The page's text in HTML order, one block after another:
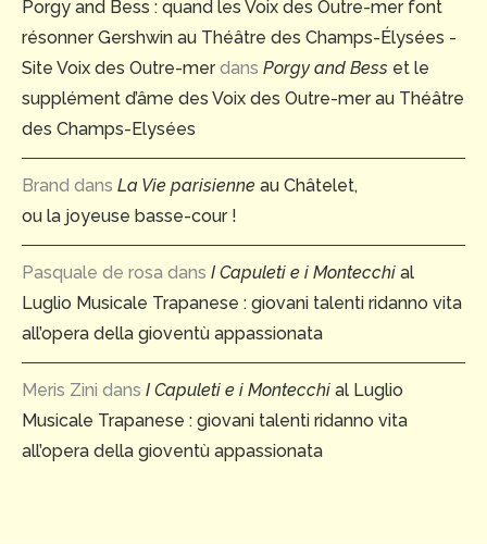
Porgy and Bess : quand les Voix des Outre-mer font
résonner Gershwin au Théâtre des Champs-Élysées -
Site Voix des Outre-merdans Porgy and Bess et le
supplément d’âme des Voix des Outre-mer au Théâtre
des Champs-Elysées
Brand dans La Vie parisienne au Châtelet,
ou la joyeuse basse-cour !
Pasquale de rosa dans I Capuleti e i Montecchi al
Luglio Musicale Trapanese : giovani talenti ridanno vita
all’opera della gioventù appassionata
Meris Zini dans I Capuleti e i Montecchi al Luglio
Musicale Trapanese : giovani talenti ridanno vita
all’opera della gioventù appassionata